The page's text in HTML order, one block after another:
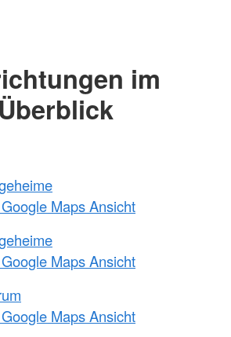
im
Überblick
Maps Ansicht
Maps Ansicht
Maps Ansicht